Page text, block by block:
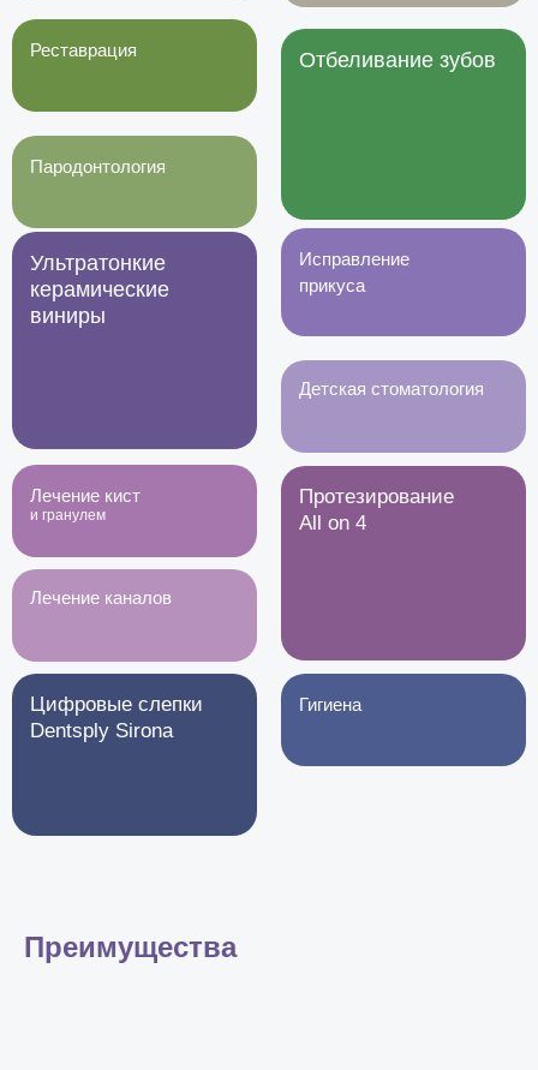
Реставрация
Пародонтология
Отбеливание зубов
Ультратонкие
керамические
виниры
Исправление
прикуса
Детская стоматология
Лечение кист
и гранулем
Лечение каналов
Протезирование
All on 4
Цифровые слепки
Dentsply Sirona
Гигиена
Преимущества